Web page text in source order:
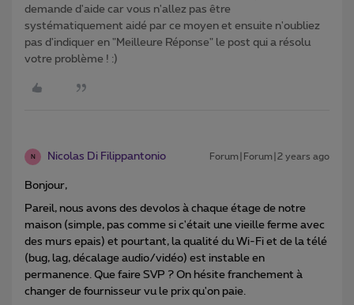
demande d'aide car vous n'allez pas être
systématiquement aidé par ce moyen et ensuite n'oubliez
pas d'indiquer en "Meilleure Réponse" le post qui a résolu
votre problème ! :)
N Nicolas Di Filippantonio Forum|Forum|2 years ago
Bonjour,
Pareil, nous avons des devolos à chaque étage de notre
maison (simple, pas comme si c'était une vieille ferme avec
des murs epais) et pourtant, la qualité du Wi-Fi et de la télé
(bug, lag, décalage audio/vidéo) est instable en
permanence. Que faire SVP ? On hésite franchement à
changer de fournisseur vu le prix qu'on paie.